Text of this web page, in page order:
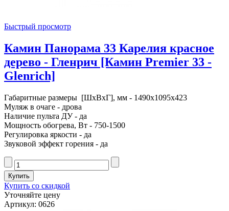
Быстрый просмотр
Камин Панорама 33 Карелия красное
дерево - Гленрич [Камин Premier 33 -
Glenrich]
Габаритные размеры [ШxВxГ], мм - 1490x1095x423
Муляж в очаге - дрова
Наличие пульта ДУ - да
Мощность обогрева, Вт - 750-1500
Регулировка яркости - да
Звуковой эффект горения - да
Купить со скидкой
Уточняйте цену
Артикул: 0626